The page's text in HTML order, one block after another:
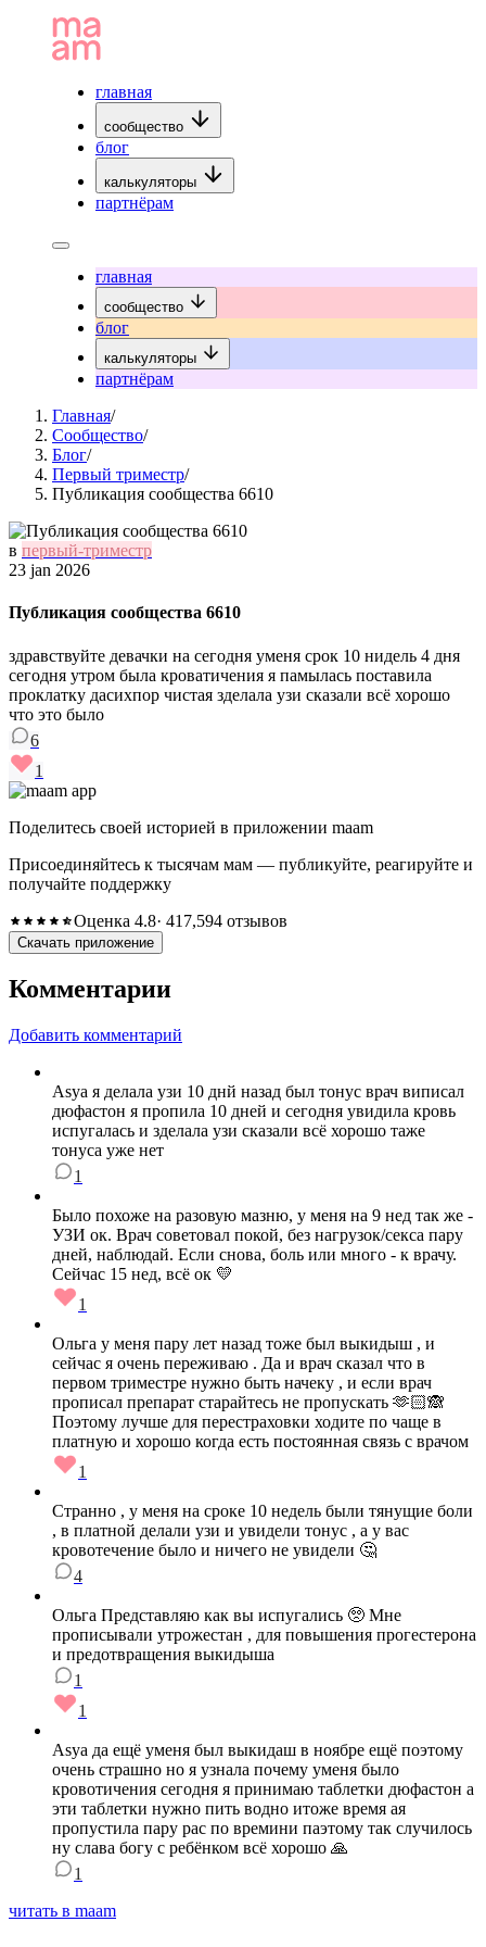
главная
сообщество
блог
калькуляторы
партнёрам
главная
сообщество
блог
калькуляторы
партнёрам
Главная/
Сообщество/
Блог/
Первый триместр/
Публикация сообщества 6610
в первый-триместр
23 jan 2026
Публикация сообщества 6610
здравствуйте девачки на сегодня уменя срок 10 нидель 4 дня
сегодня утром была кроватичения я памылась поставила
проклатку дасихпор чистая зделала узи сказали всё хорошо
что это было
6
1
Поделитесь своей историей в приложении maam
Присоединяйтесь к тысячам мам — публикуйте, реагируйте и
получайте поддержку
Оценка 4.8· 417,594 отзывов
Скачать приложение
Комментарии
Добавить комментарий
Asya я делала узи 10 днй назад был тонус врач виписал
дюфастон я пропила 10 дней и сегодня увидила кровь
испугалась и зделала узи сказали всё хорошо таже
тонуса уже нет
1
Было похоже на разовую мазню, у меня на 9 нед так же -
УЗИ ок. Врач советовал покой, без нагрузок/секса пару
дней, наблюдай. Если снова, боль или много - к врачу.
Сейчас 15 нед, всё ок 💛
1
Ольга у меня пару лет назад тоже был выкидыш , и
сейчас я очень переживаю . Да и врач сказал что в
первом триместре нужно быть начеку , и если врач
прописал препарат старайтесь не пропускать 🫶🏻🙈
Поэтому лучше для перестраховки ходите по чаще в
платную и хорошо когда есть постоянная связь с врачом
1
Странно , у меня на сроке 10 недель были тянущие боли
, в платной делали узи и увидели тонус , а у вас
кровотечение было и ничего не увидели 🤔
4
Ольга Представляю как вы испугались 🥺 Мне
прописывали утрожестан , для повышения прогестерона
и предотвращения выкидыша
1
1
Asya да ещё уменя был выкидаш в ноябре ещё поэтому
очень страшно но я узнала почему уменя было
кровотичения сегодня я принимаю таблетки дюфастон а
эти таблетки нужно пить водно итоже время ая
пропустила пару рас по времини паэтому так случилось
ну слава богу с ребёнком всё хорошо 🙏
1
читать в maam